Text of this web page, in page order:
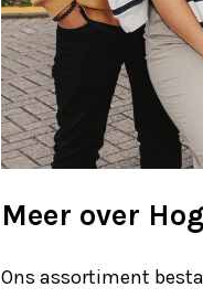
Meer over
Ons assortiment